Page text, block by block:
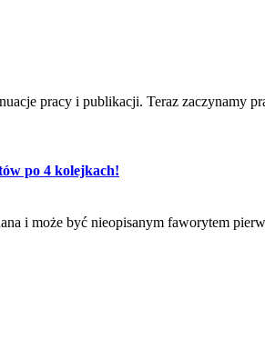
pracy i publikacji. Teraz zaczynamy
po 4 kolejkach!
i może być nieopisanym faworytem